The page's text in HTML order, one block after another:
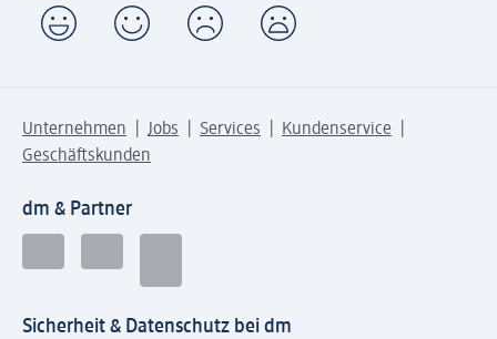
Unternehmen Jobs Services
Kundenservice
Geschäftskunden
dm & Partner
Sicherheit & Datenschutz bei dm